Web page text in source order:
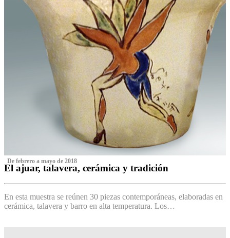
‌ De febrero a mayo de 2018
El ajuar, talavera, cerámica y tradición
En esta muestra se reúnen 30 piezas contemporáneas, elaboradas en
cerámica, talavera y barro en alta temperatura. Los…